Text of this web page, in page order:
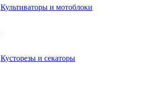
Культиваторы и мотоблоки
Кусторезы и секаторы